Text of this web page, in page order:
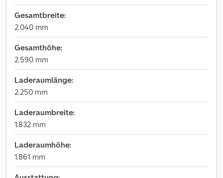
Gesamtbreite:
2.040 mm
Gesamthöhe:
2.590 mm
Laderaumlänge:
2.250 mm
Laderaumbreite:
1.832 mm
Laderaumhöhe:
1.861 mm